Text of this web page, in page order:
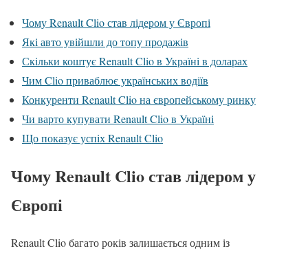
Чому Renault Clio став лідером у Європі
Які авто увійшли до топу продажів
Скільки коштує Renault Clio в Україні в доларах
Чим Clio приваблює українських водіїв
Конкуренти Renault Clio на європейському ринку
Чи варто купувати Renault Clio в Україні
Що показує успіх Renault Clio
Чому Renault Clio став лідером у
Європі
Renault Clio багато років залишається одним із